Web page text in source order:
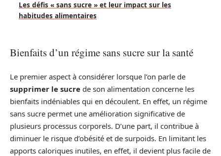
Les défis « sans sucre » et leur impact sur les
habitudes alimentaires
Bienfaits d’un régime sans sucre sur la santé
Le premier aspect à considérer lorsque l’on parle de
supprimer le sucre de son alimentation concerne les
bienfaits indéniables qui en découlent. En effet, un régime
sans sucre permet une amélioration significative de
plusieurs processus corporels. D’une part, il contribue à
diminuer le risque d’obésité et de surpoids. En limitant les
apports caloriques inutiles, en effet, il devient plus facile de